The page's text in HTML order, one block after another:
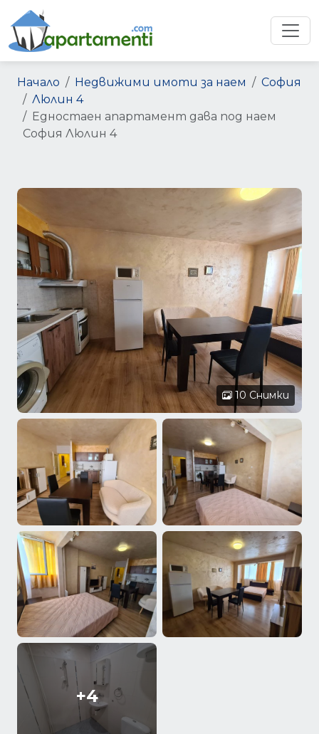
Начало Недвижими имоти за наем
София
Люлин 4
Едностаен апартамент дава под наем
София Люлин 4
10 Снимки
+4